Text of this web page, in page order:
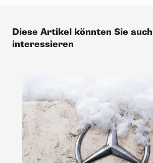
Diese Artikel könnten Sie auch
interessieren